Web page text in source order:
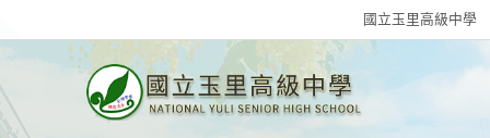
國立玉里高級中學